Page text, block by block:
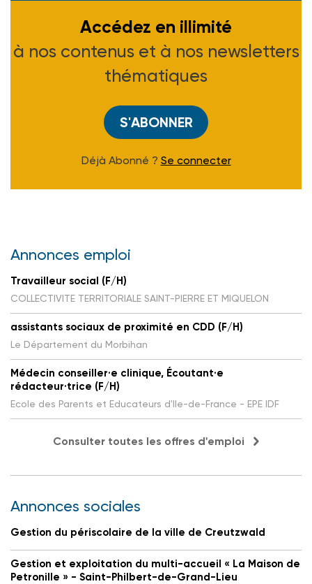
Accédez en illimité
à nos contenus et à nos newsletters
thématiques
S'ABONNER
Déjà Abonné ? Se connecter
Annonces emploi
Travailleur social (F/H)
COLLECTIVITE TERRITORIALE SAINT-PIERRE ET MIQUELON
assistants sociaux de proximité en CDD (F/H)
Le Département du Morbihan
Médecin conseiller·e clinique, Écoutant·e
rédacteur·trice (F/H)
Ecole des Parents et Educateurs d'Ile-de-France - EPE IDF
Consulter toutes les offres d'emploi
Annonces sociales
Gestion du périscolaire de la ville de Creutzwald
Gestion et exploitation du multi-accueil « La Maison de
Petronille » - Saint-Philbert-de-Grand-Lieu